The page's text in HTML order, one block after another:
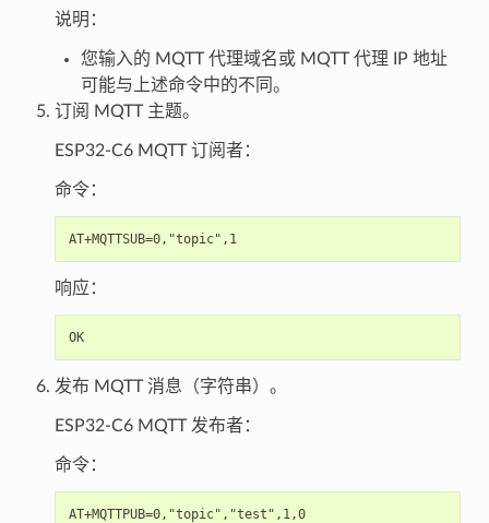
说明：
您输入的 MQTT 代理域名或 MQTT 代理 IP 地址
可能与上述命令中的不同。
订阅 MQTT 主题。
ESP32-C6 MQTT 订阅者：
命令：
AT+MQTTSUB=0,"topic",1
响应：
OK
发布 MQTT 消息（字符串）。
ESP32-C6 MQTT 发布者：
命令：
AT+MQTTPUB=0,"topic","test",1,0